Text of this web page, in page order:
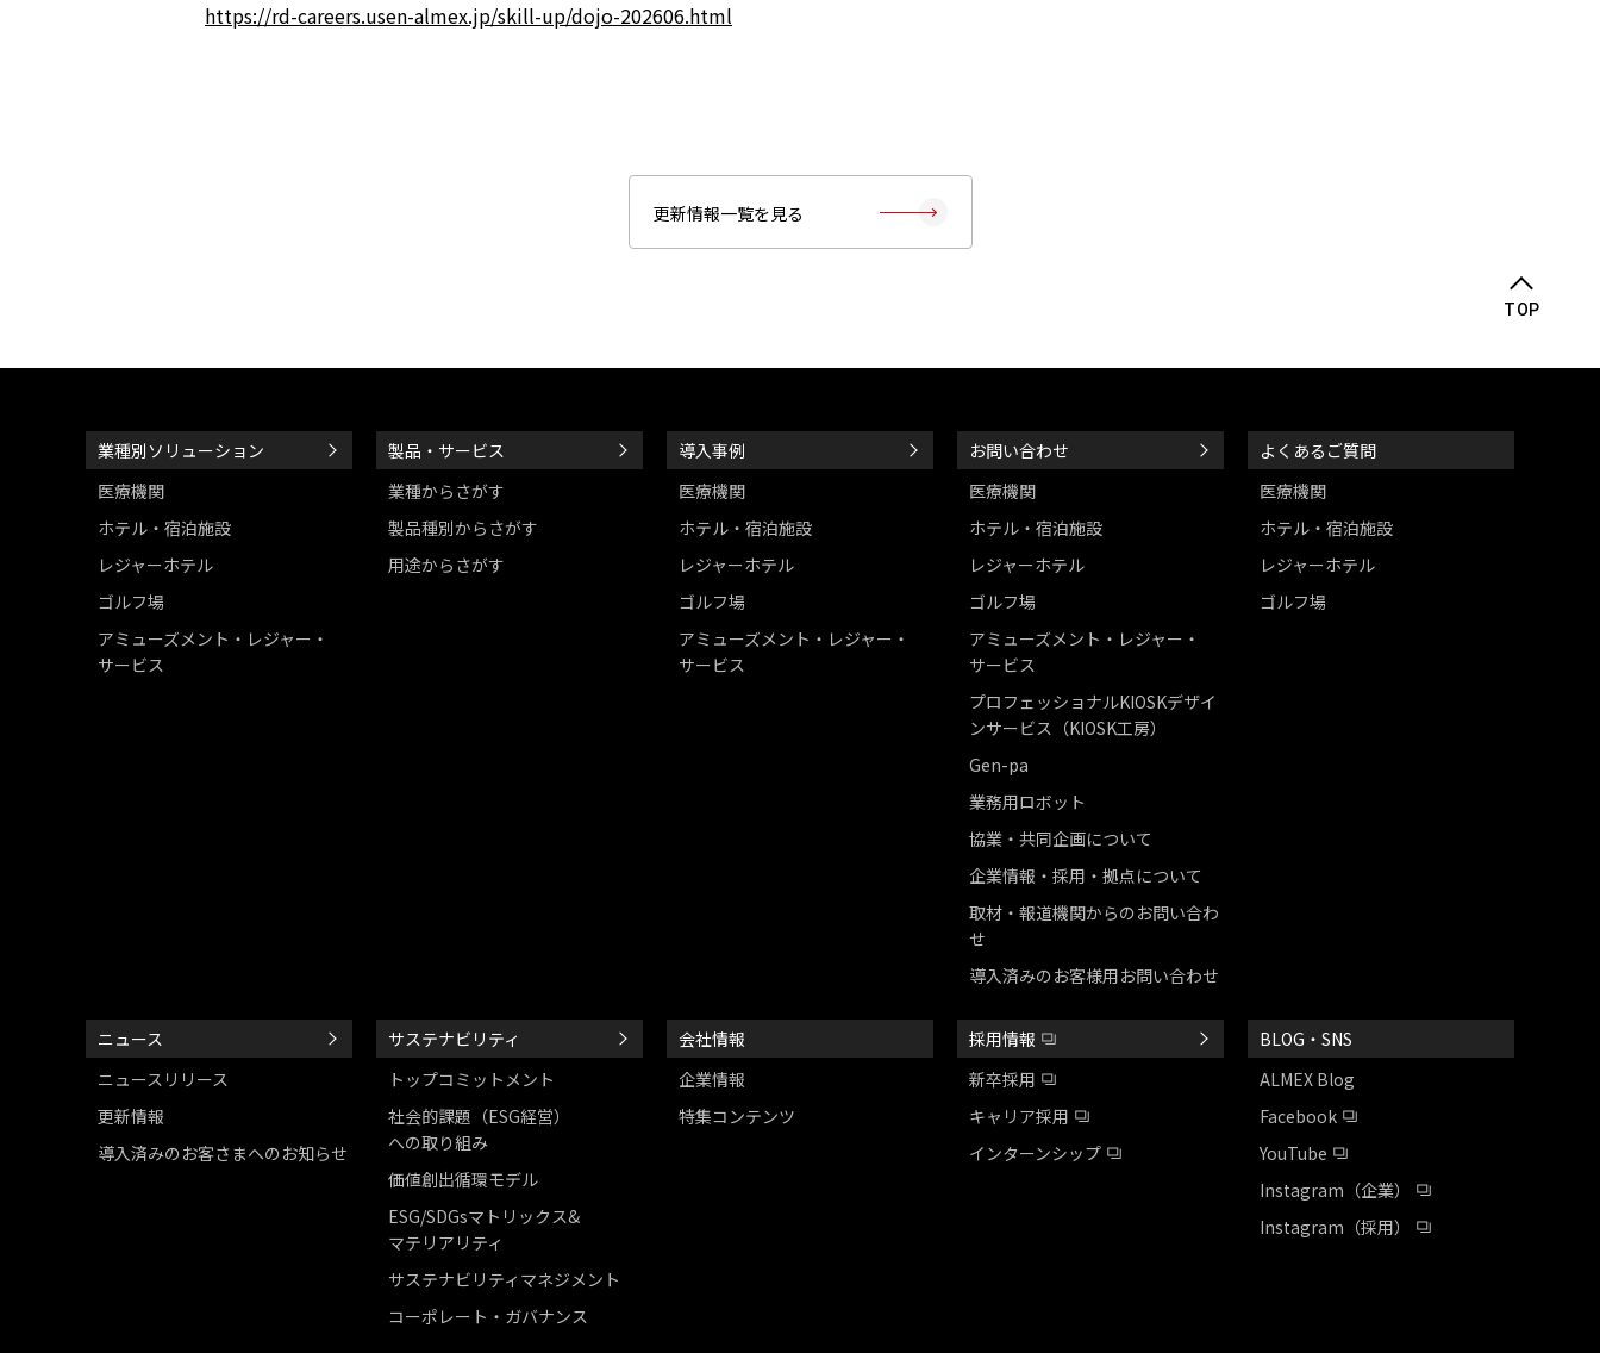
https://rd-careers.usen-almex.jp/skill-up/dojo-202606.html
更新情報一覧を見る
TOP
業種別ソリューション
医療機関
ホテル・宿泊施設
レジャーホテル
ゴルフ場
アミューズメント・レジャー・
サービス
製品・サービス
業種からさがす
製品種別からさがす
用途からさがす
導入事例
医療機関
ホテル・宿泊施設
レジャーホテル
ゴルフ場
アミューズメント・レジャー・
サービス
お問い合わせ
医療機関
ホテル・宿泊施設
レジャーホテル
ゴルフ場
アミューズメント・レジャー・
サービス
プロフェッショナルKIOSKデザイ
ンサービス（KIOSK工房）
Gen-pa
業務用ロボット
協業・共同企画について
企業情報・採用・拠点について
取材・報道機関からのお問い合わ
せ
導入済みのお客様用お問い合わせ
よくあるご質問
医療機関
ホテル・宿泊施設
レジャーホテル
ゴルフ場
ニュース
ニュースリリース
更新情報
導入済みのお客さまへのお知らせ
サステナビリティ
トップコミットメント
社会的課題（ESG経営）
への取り組み
価値創出循環モデル
ESG/SDGsマトリックス&
マテリアリティ
サステナビリティマネジメント
コーポレート・ガバナンス
会社情報
企業情報
特集コンテンツ
採用情報
新卒採用
キャリア採用
インターンシップ
BLOG・SNS
ALMEX Blog
Facebook
YouTube
Instagram（企業）
Instagram（採用）